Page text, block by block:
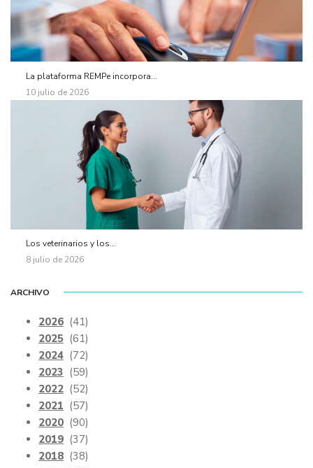
La plataforma REMPe incorpora...
10 julio de 2026
Los veterinarios y los...
8 julio de 2026
ARCHIVO
2026 (41)
2025 (61)
2024 (72)
2023 (59)
2022 (52)
2021 (57)
2020 (90)
2019 (37)
2018 (38)